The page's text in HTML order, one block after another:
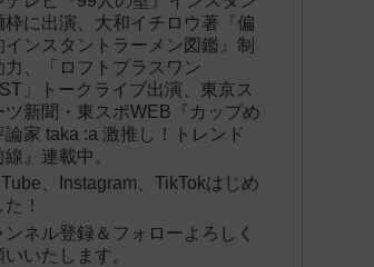
枠に出演、大和イチロウ著『偏
インスタントラーメン図鑑』制
力、「ロフトプラスワン
」トークライブ出演、東京ス
ツ新聞・東スポWEB『カップめ
論家 taka :a 激推し！トレンド
』連載中。
、Instagram、TikTokはじめ
！
ンネル登録＆フォローよろしく
いいたします。